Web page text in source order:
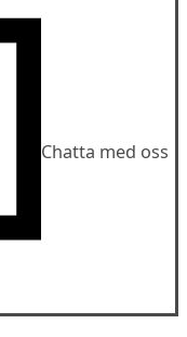
Chatta med oss